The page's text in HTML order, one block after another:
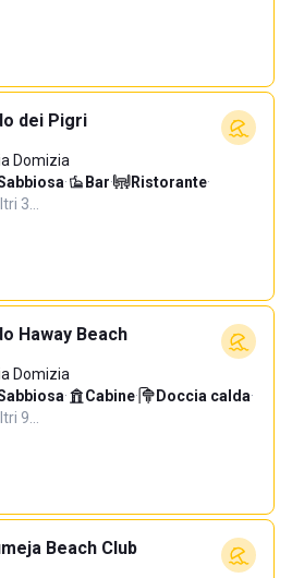
dei Pigri
Domizia
· Bar· Ristorante·
3…
Haway Beach
Domizia
· Cabine· Doccia calda·
9…
Beach Club